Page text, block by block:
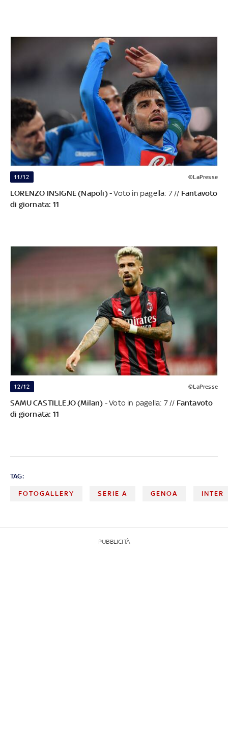
11/12 ©LaPresse
LORENZO INSIGNE (Napoli)- Voto in pagella: 7 // Fantavoto
di giornata: 11
12/12 ©LaPresse
SAMU CASTILLEJO (Milan) - Voto in pagella: 7 // Fantavoto
di giornata: 11
TAG:
FOTOGALLERY SERIE A GENOA INTER
PUBBLICITÀ